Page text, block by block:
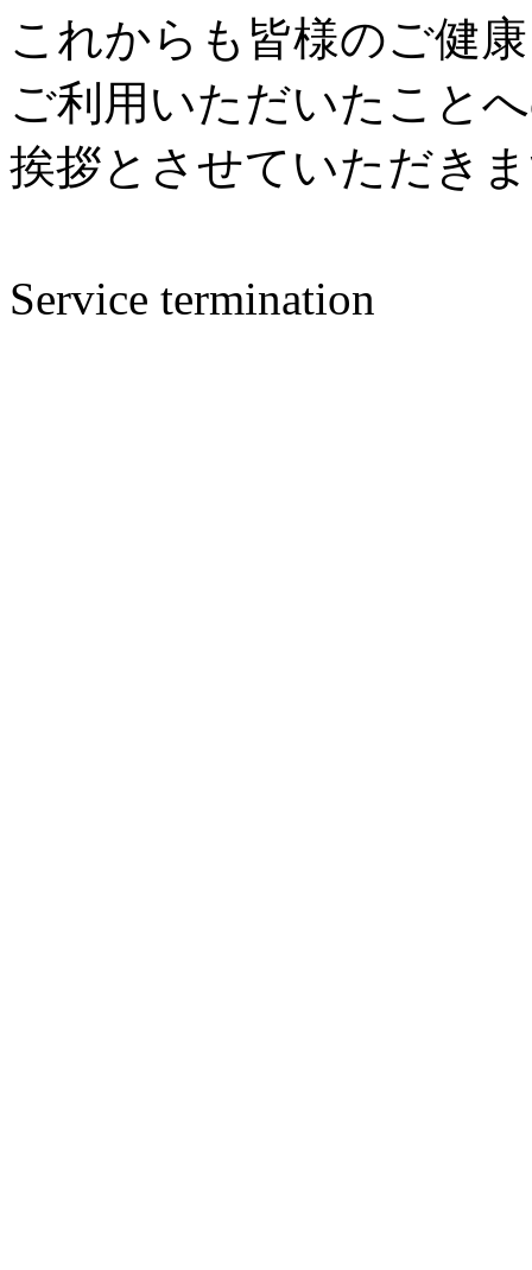
これからも皆様のご健
ご利用いただいたこと
挨拶とさせていただき
Service termination